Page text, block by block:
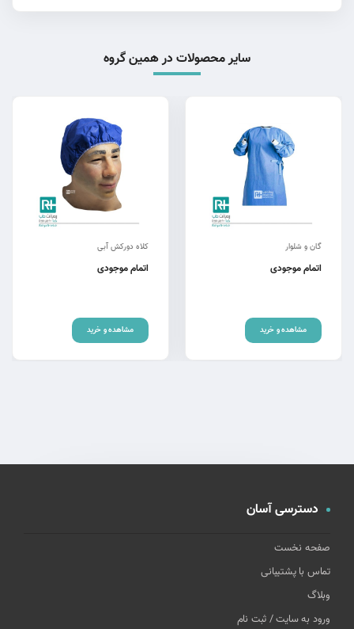
سایر محصولات در همین گروه
گان و شلوار
اتمام موجودی
مشاهده و خرید
کلاه دورکش آبی
اتمام موجودی
مشاهده و خرید
دسترسی آسان
صفحه نخست
تماس با پشتیبانی
وبلاگ
ورود به سایت / ثبت نام